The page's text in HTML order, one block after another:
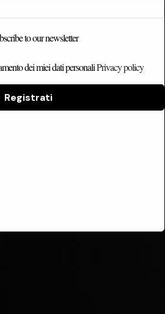
to our newsletter
dei miei dati personaliPrivacy policy
Registrati